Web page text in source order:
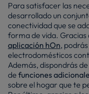
Para satisfacer las
desarrollado un
conectividad que se
forma de vida. Gracias
aplicación hOn,
electrodomésticos
Además, dispondrás
de funciones
sobre el hogar que te